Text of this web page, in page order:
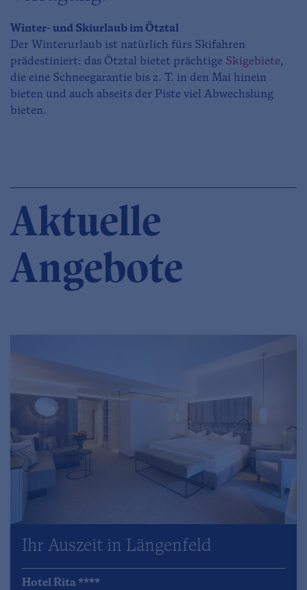
Winter- und Skiurlaub im Ötztal
Der Winterurlaub ist natürlich fürs Skifahren
prädestiniert: das Ötztal bietet prächtige Skigebiete,
die eine Schneegarantie bis z. T. in den Mai hinein
bieten und auch abseits der Piste viel Abwechslung
bieten.
Aktuelle
Angebote
Ihr Auszeit in Längenfeld
Hotel Rita ****